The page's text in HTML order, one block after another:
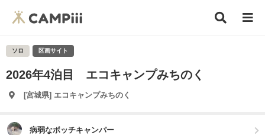
ソロ 区画サイト
2026年4泊目 エコキャンプみちのく
[宮城県] エコキャンプみちのく
病弱なボッチキャンパー